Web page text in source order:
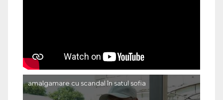
amalgamare cu scandal în satul sofia